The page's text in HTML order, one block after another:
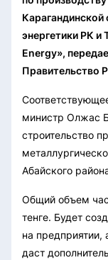
энергетики РК
Energy»,
Правительство
министр Олжас
строительство
Абайского
Общий объем
тенге. Будет
на предприятии,
даст